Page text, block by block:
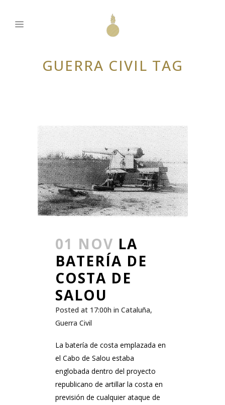
GUERRA CIVIL TAG
01 NOV LA
BATERÍA DE
COSTA DE
SALOU
Posted at 17:00h in Cataluña,
Guerra Civil
La batería de costa emplazada en
el Cabo de Salou estaba
englobada dentro del proyecto
republicano de artillar la costa en
previsión de cualquier ataque de